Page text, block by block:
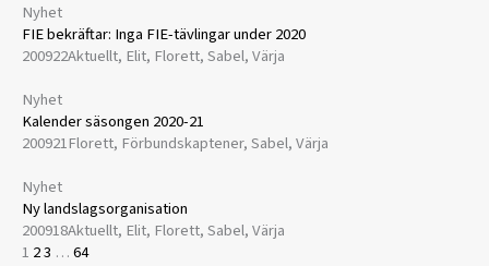
Nyhet
FIE bekräftar: Inga FIE-tävlingar under 2020
200922Aktuellt, Elit, Florett, Sabel, Värja
Nyhet
Kalender säsongen 2020-21
200921Florett, Förbundskaptener, Sabel, Värja
Nyhet
​Ny landslagsorganisation
200918Aktuellt, Elit, Florett, Sabel, Värja
1 23 …64